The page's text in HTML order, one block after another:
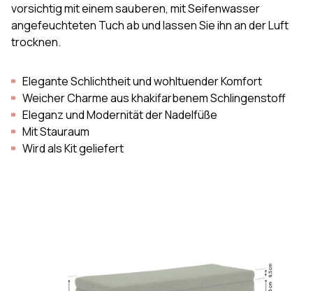
vorsichtig mit einem sauberen, mit Seifenwasser
angefeuchteten Tuch ab und lassen Sie ihn an der Luft
trocknen.
Elegante Schlichtheit und wohltuender Komfort
Weicher Charme aus khakifarbenem Schlingenstoff
Eleganz und Modernität der Nadelfüße
Mit Stauraum
Wird als Kit geliefert